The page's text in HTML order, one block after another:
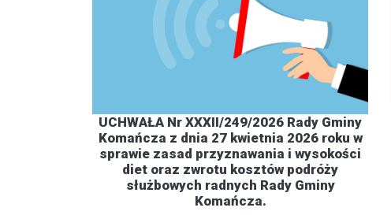
UCHWAŁA Nr XXXII/249/2026 Rady Gminy
Komańcza z dnia 27 kwietnia 2026 roku w
sprawie zasad przyznawania i wysokości
diet oraz zwrotu kosztów podróży
służbowych radnych Rady Gminy
Komańcza.